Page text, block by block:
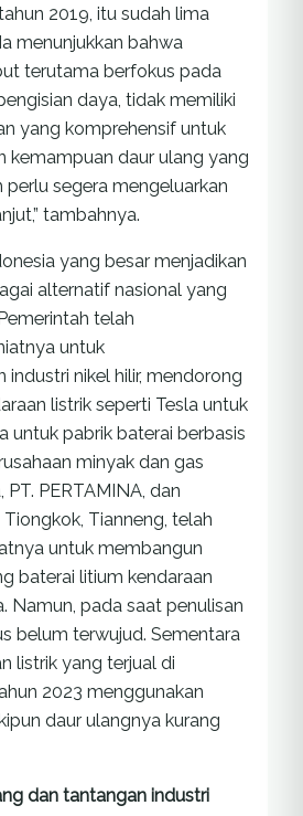
2019, itu sudah lima
menunjukkan bahwa
terutama berfokus pada
daya, tidak memiliki
yang komprehensif untuk
kemampuan daur ulang yang
perlu segera mengeluarkan
tambahnya.
yang besar menjadikan
alternatif nasional yang
telah
untuk
nikel hilir, mendorong
listrik seperti Tesla untuk
untuk pabrik baterai berbasis
minyak dan gas
PT. PERTAMINA, dan
Tianneng, telah
untuk membangun
baterai litium kendaraan
Namun, pada saat penulisan
belum terwujud. Sementara
listrik yang terjual di
2023 menggunakan
daur ulangnya kurang
dan tantangan industri